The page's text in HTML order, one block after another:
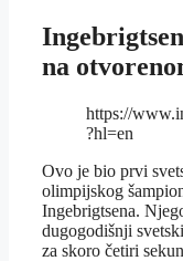
na
https://
?hl=en
Ovo je bio prvi
olimpijskog
Ingebrigtsena.
dugogodišnji
za skoro četiri